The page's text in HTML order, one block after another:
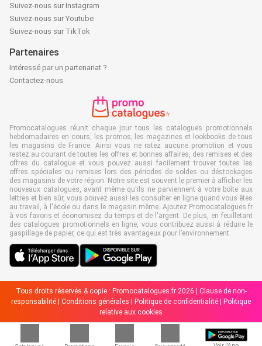
Suivez-nous sur Instagram
Suivez-nous sur Youtube
Suivez-nous sur TikTok
Partenaires
Intéressé par un partenariat ?
Contactez-nous
Promocatalogues réunit chaque jour tous les catalogues promotionnels
hebdomadaires en cours, les promos, les magazines et lookbooks de tous
les magasins de France. Ainsi vous ne ratez aucune promotion et vous
restez au courant de toutes les offres et bonnes affaires, des remises et des
offres du catalogue et vous pouvez aussi facilement trouver toutes les
offres spéciales ou remises lors des périodes de soldes ou déstockages
des magasins de votre région. Notre site est souvent le premier à afficher les
nouveaux catalogues, avant même qu'ils ne parviennent à votre boîte aux
lettres et bien sûr, vous pouvez aussi les consulter en ligne quand vous êtes
au travail, à l'école ou dans le magasin même. Ajoutez Promocatalogues.fr
à vos favoris et économisez du temps et de l'argent. De plus, en feuilletant
des catalogues promotionnels en ligne, vous contribuez aussi à réduire le
gaspillage de papier, ce qui est très avantageux pour l’environnement.
Tous droits réservés & copie : Promocatalogues.fr 2026 | Clause de non-
responsabilité
Conditions générales Politique de confidentialité
Politique
relative aux cookies